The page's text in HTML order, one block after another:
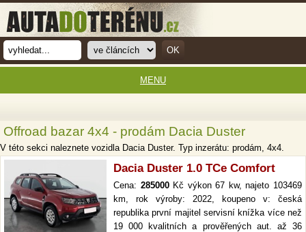
Offroad bazar 4x4 - prodám Dacia Duster
V této sekci naleznete vozidla Dacia Duster. Typ inzerátu: prodám, 4x4.
Dacia Duster 1.0 TCe Comfort
Cena: 285000Kč výkon 67 kw, najeto 103469
km, rok výroby: 2022, koupeno v: česká
republika první majitel servisní knížka více než
19 000 kvalitních a prověřených aut. až 36
MENU